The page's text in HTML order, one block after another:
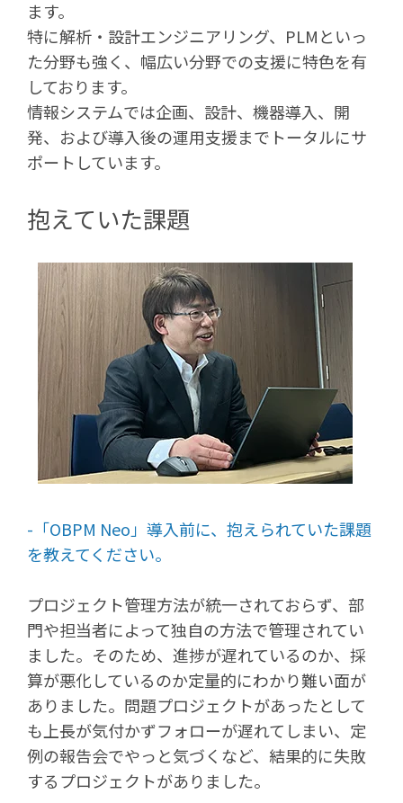
ます。
特に解析・設計エンジニアリング、PLMといっ
た分野も強く、幅広い分野での支援に特色を有
しております。
情報システムでは企画、設計、機器導入、開
発、および導入後の運用支援までトータルにサ
ポートしています。
抱えていた課題
-「OBPM Neo」導入前に、抱えられていた課題
を教えてください。
プロジェクト管理方法が統一されておらず、部
門や担当者によって独自の方法で管理されてい
ました。そのため、進捗が遅れているのか、採
算が悪化しているのか定量的にわかり難い面が
ありました。問題プロジェクトがあったとして
も上長が気付かずフォローが遅れてしまい、定
例の報告会でやっと気づくなど、結果的に失敗
するプロジェクトがありました。